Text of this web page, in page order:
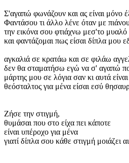
Σ'αγαπώ φωνάζουν και ας είναι μόνο
Φαντάσου τι άλλο λένε όταν με
την εικόνα σου φτιάχνω μεσ'το μυαλό
και φαντάζομαι πως είσαι δίπλα μου
αγκαλιά σε κρατάω και σε φιλάω
δεν θα σταματήσω εγώ να σ' αγαπώ
μάρτης μου σε λόγια σαν κι αυτά
θεόσταλτος για μένα είσαι εσύ
Ζήσε την στιγμή,
θυμάσαι που στο είχα πει κάποτε
είναι υπέροχο για μένα
γιατί δίπλα σου κάθε στιγμή μοιάζει